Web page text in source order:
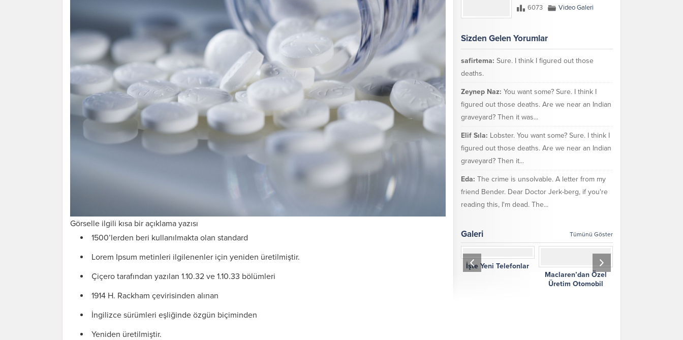
Görselle ilgili kısa bir açıklama yazısı
1500’lerden beri kullanılmakta olan standard
Lorem Ipsum metinleri ilgilenenler için yeniden üretilmiştir.
Çiçero tarafından yazılan 1.10.32 ve 1.10.33 bölümleri
1914 H. Rackham çevirisinden alınan
İngilizce sürümleri eşliğinde özgün biçiminden
Yeniden üretilmiştir.
6073 Video Galeri
Sizden Gelen Yorumlar
safirtema: Sure. I think I figured out those
deaths.
Zeynep Naz: You want some? Sure. I think I
figured out those deaths. Are we near an Indian
graveyard? Then it was...
Elif Sıla: Lobster. You want some? Sure. I think I
figured out those deaths. Are we near an Indian
graveyard? Then it...
Eda: The crime is unsolvable. A letter from my
friend Bender. Dear Doctor Jerk-berg, if you're
reading this, I'm dead. The...
Galeri Tümünü Göster
Maclaren’dan Özel
Kendi İcatlarıyla Ölen
Mucitler